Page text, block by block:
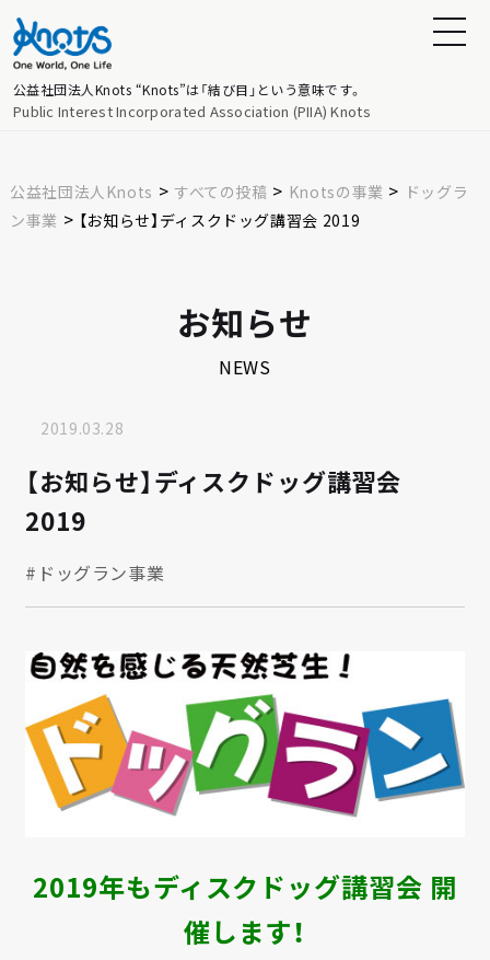
公益社団法人Knots “Knots”は「結び目」という意味です。
Public Interest Incorporated Association (PIIA) Knots
公益社団法人Knots > すべての投稿 > Knotsの事業 > ドッグラ
ン事業 > 【お知らせ】ディスクドッグ講習会 2019
お知らせ
NEWS
2019.03.28
【お知らせ】ディスクドッグ講習会
2019
#ドッグラン事業
2019年もディスクドッグ講習会 開
催します！